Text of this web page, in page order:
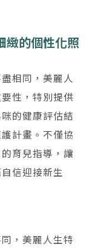
緻的個性化照
相同，美麗人
性，特別提供
的健康評估結
計畫。不僅協
育兒指導，讓
信迎接新生
，美麗人生特